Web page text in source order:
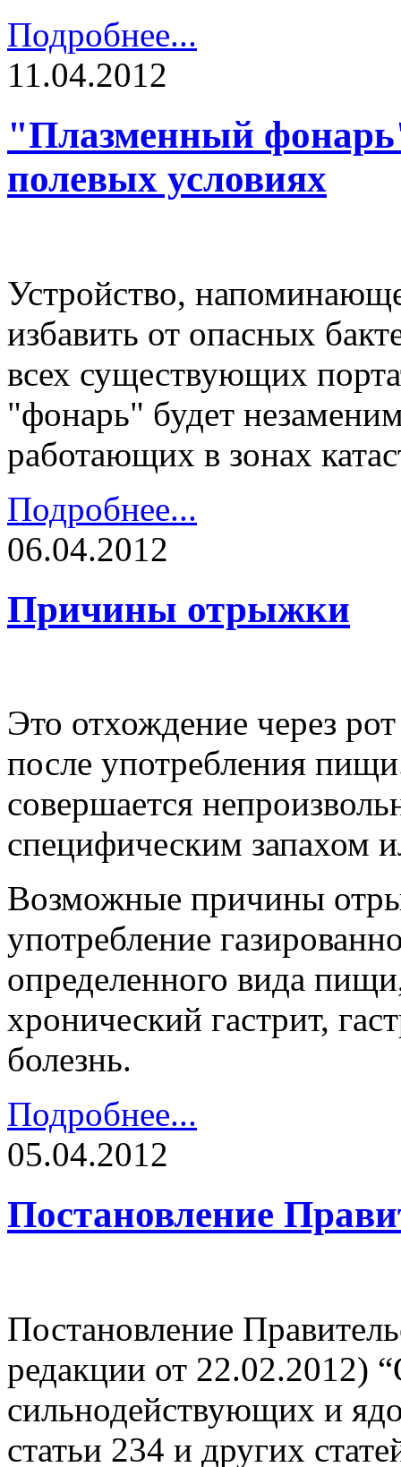
Подробнее...
11.04.2012
"Плазменный
полевых условиях
Устройство,
избавить от опасных
всех существующих
"фонарь" будет
работающих в зонах
Подробнее...
06.04.2012
Причины отрыжки
Это отхождение через
после употребления
совершается
специфическим запахом
Возможные причины
употребление
определенного вида
хронический гастрит,
болезнь.
Подробнее...
05.04.2012
Постановление
Постановление
редакции от 22.02.2012)
сильнодействующих и
статьи 234 и других